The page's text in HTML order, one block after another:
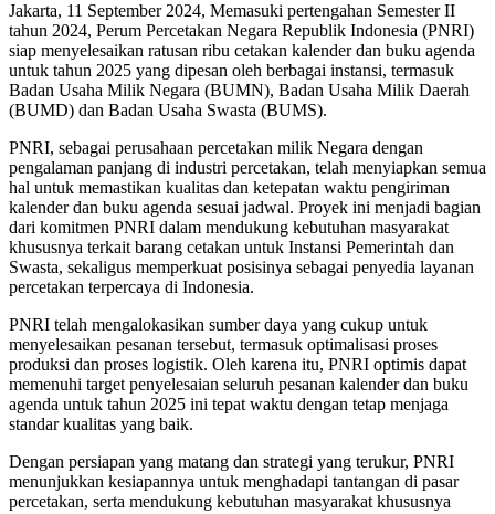
Jakarta, 11 September 2024, Memasuki pertengahan Semester II
tahun 2024, Perum Percetakan Negara Republik Indonesia (PNRI)
siap menyelesaikan ratusan ribu cetakan kalender dan buku agenda
untuk tahun 2025 yang dipesan oleh berbagai instansi, termasuk
Badan Usaha Milik Negara (BUMN), Badan Usaha Milik Daerah
(BUMD) dan Badan Usaha Swasta (BUMS).
PNRI, sebagai perusahaan percetakan milik Negara dengan
pengalaman panjang di industri percetakan, telah menyiapkan semua
hal untuk memastikan kualitas dan ketepatan waktu pengiriman
kalender dan buku agenda sesuai jadwal. Proyek ini menjadi bagian
dari komitmen PNRI dalam mendukung kebutuhan masyarakat
khususnya terkait barang cetakan untuk Instansi Pemerintah dan
Swasta, sekaligus memperkuat posisinya sebagai penyedia layanan
percetakan terpercaya di Indonesia.
PNRI telah mengalokasikan sumber daya yang cukup untuk
menyelesaikan pesanan tersebut, termasuk optimalisasi proses
produksi dan proses logistik. Oleh karena itu, PNRI optimis dapat
memenuhi target penyelesaian seluruh pesanan kalender dan buku
agenda untuk tahun 2025 ini tepat waktu dengan tetap menjaga
standar kualitas yang baik.
Dengan persiapan yang matang dan strategi yang terukur, PNRI
menunjukkan kesiapannya untuk menghadapi tantangan di pasar
percetakan, serta mendukung kebutuhan masyarakat khususnya